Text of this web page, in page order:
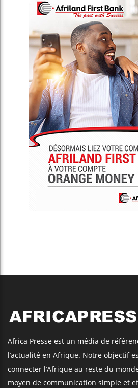
Africa Presse est un média de
l’actualité en Afrique. Notre objectif
connecter l’Afrique au reste du
moyen de communication simple et